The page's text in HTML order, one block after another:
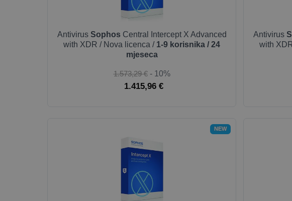
Antivirus Sophos Central Intercept X Advanced
with XDR / Nova licenca / 1-9 korisnika / 24
mjeseca
1.573,29 € - 10%
1.415,96 €
Antivirus
with
NEW